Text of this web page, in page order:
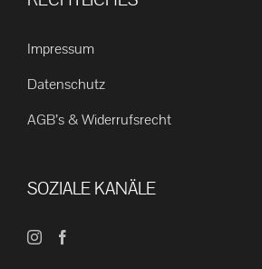
Impressum
Datenschutz
AGB’s & Widerrufsrecht
SOZIALE KANÄLE